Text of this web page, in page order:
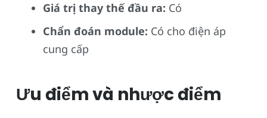
Giá trị thay thế đầu ra: Có
Chẩn đoán module: Có cho điện áp
cung cấp
Ưu điểm và nhược điểm